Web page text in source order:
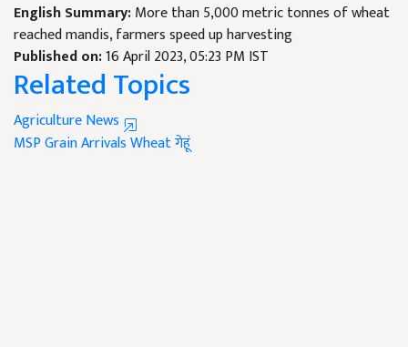
English Summary:More than 5,000 metric tonnes of wheat
reached mandis, farmers speed up harvesting
Published on:16 April 2023, 05:23 PM IST
Related Topics
Agriculture News
MSPGrain ArrivalsWheatगेहूं